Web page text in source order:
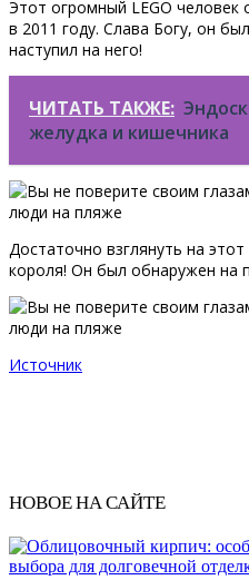
Этот огромный LEGO
в 2011 году. Слава Богу, он
наступил на него!
ЧИТАТЬ ТАКЖЕ:
желудка и кишечника
Достаточно взглянуть на
короля! Он был обнаружен на
Источник
НОВОЕ НА САЙТЕ